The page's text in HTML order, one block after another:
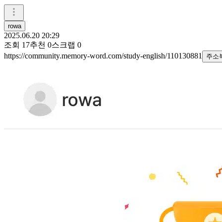
rowa
2025.06.20 20:29
조회 17추천 0스크랩 0
https://community.memory-word.com/study-english/110130881
주소